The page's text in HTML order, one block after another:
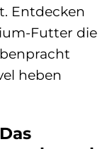
Entdecken
Futter die
heben